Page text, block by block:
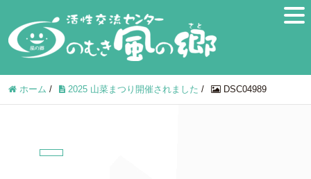
ホーム / 2025 山菜まつり開催されました / DSC04989